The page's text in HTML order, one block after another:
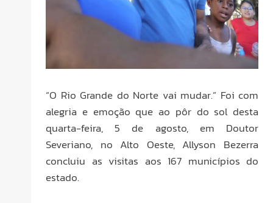
“O Rio Grande do Norte vai mudar.” Foi com
alegria e emoção que ao pôr do sol desta
quarta-feira, 5 de agosto, em Doutor
Severiano, no Alto Oeste, Allyson Bezerra
concluiu as visitas aos 167 municípios do
estado.